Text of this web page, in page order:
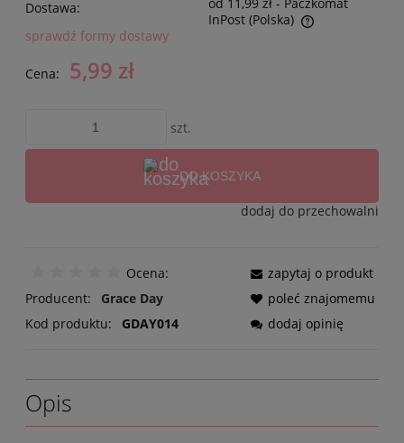
Dostawa:
InPost (Polska)
sprawdź formy dostawy
Cena: 5,99 zł
szt.
DO KOSZYKA
dodaj do przechowalni
Ocena:
Producent:
Grace Day
Kod produktu:
GDAY014
zapytaj o produkt
poleć znajomemu
dodaj opinię
Opis